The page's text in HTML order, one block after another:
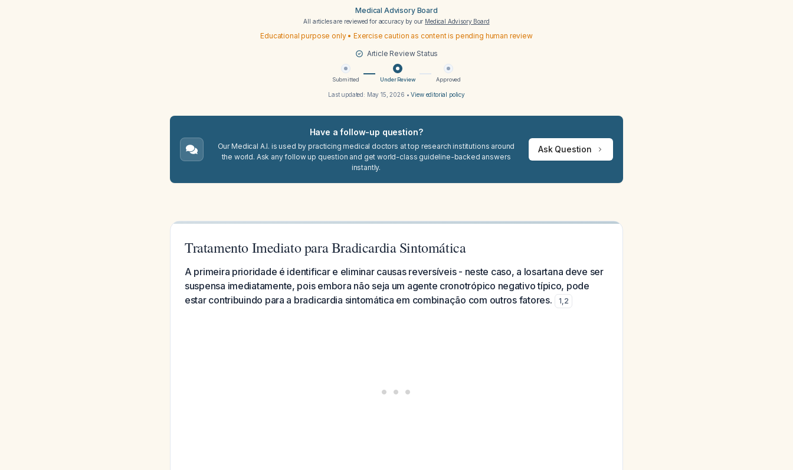
Medical Advisory Board
All articles are reviewed for accuracy by our Medical Advisory Board
Educational purpose only • Exercise caution as content is pending human review
Article Review Status
Submitted Under Review Approved
Last updated: May 15, 2026 •View editorial policy
Have a follow-up question?
Our Medical A.I. is used by practicing medical doctors at top research institutions around
the world. Ask any follow up question and get world-class guideline-backed answers
instantly.
Ask Question
Tratamento Imediato para Bradicardia Sintomática
A primeira prioridade é identificar e eliminar causas reversíveis - neste caso, a losartana deve ser
suspensa imediatamente, pois embora não seja um agente cronotrópico negativo típico, pode
estar contribuindo para a bradicardia sintomática em combinação com outros fatores.
1,2